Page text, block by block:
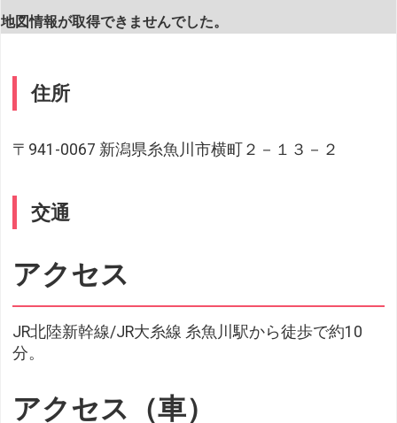
地図情報が取得できませんでした。
住所
〒941-0067 新潟県糸魚川市横町２－１３－２
交通
アクセス
JR北陸新幹線/JR大糸線 糸魚川駅から徒歩で約10
分。
アクセス（車）